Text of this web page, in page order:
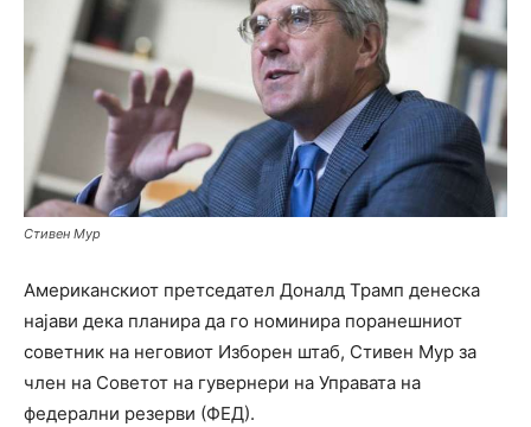
Стивен Мур
Американскиот претседател Доналд Трамп денеска
најави дека планира да го номинира поранешниот
советник на неговиот Изборен штаб, Стивен Мур за
член на Советот на гувернери на Управата на
федерални резерви (ФЕД).